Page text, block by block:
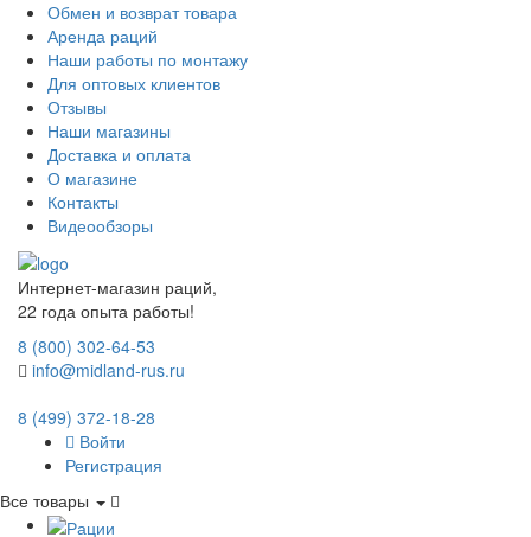
Обмен и возврат товара
Аренда раций
Наши работы по монтажу
Для оптовых клиентов
Отзывы
Наши магазины
Доставка и оплата
О магазине
Контакты
Видеообзоры
Интернет-магазин раций,
22 года опыта работы!
8 (800) 302-64-53
info@midland-rus.ru
8 (499) 372-18-28
Войти
Регистрация
Все товары